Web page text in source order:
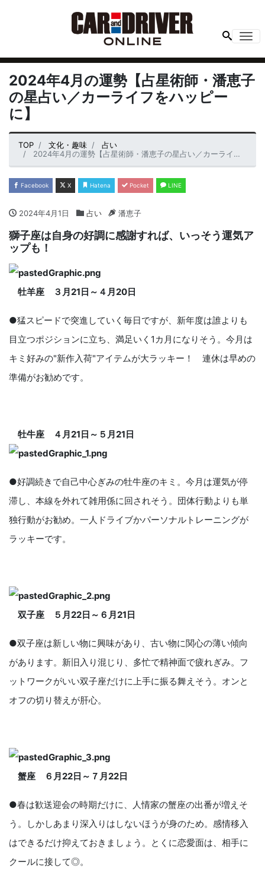
2024年4月の運勢【占星術師・潘恵子
の星占い／カーライフをハッピー
に】
TOP 文化・趣味
占い
2024年4月の運勢【占星術師・潘恵子の星占い／カーライフをハッピーに】
Facebook X Hatena Pocket LINE
2024年4月1日 占い 潘恵子
獅子座は自身の好調に感謝すれば、いっそう運気ア
ップも！
牡羊座 ３月21日～４月20日
●猛スピードで突進していく毎日ですが、新年度は誰よりも
目立つポジションに立ち、満足いく1カ月になりそう。今月は
キミ好みの"新作入荷"アイテムが大ラッキー！ 連休は早めの
準備がお勧めです。
牡牛座 ４月21日～５月21日
●好調続きで自己中心ぎみの牡牛座のキミ。今月は運気が停
滞し、本線を外れて雑用係に回されそう。団体行動よりも単
独行動がお勧め。一人ドライブかパーソナルトレーニングが
ラッキーです。
双子座 ５月22日～６月21日
●双子座は新しい物に興味があり、古い物に関心の薄い傾向
があります。新旧入り混じり、多忙で精神面で疲れぎみ。フ
ットワークがいい双子座だけに上手に振る舞えそう。オンと
オフの切り替えが肝心。
蟹座 ６月22日～７月22日
●春は歓送迎会の時期だけに、人情家の蟹座の出番が増えそ
う。しかしあまり深入りはしないほうが身のため。感情移入
はできるだけ抑えておきましょう。とくに恋愛面は、相手に
クールに接して◎。